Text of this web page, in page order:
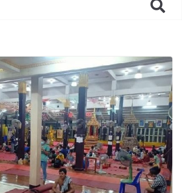
“ซูเลียน” รวมพลังนักธุรกิจทั่ว
เทศ จัดประชุมใหญ่แห่งปี พบ CEO
.ปิยะวัฒน์” ถ่ายทอดวิสัยทัศน์ธุรกิจ
มฟรีคอนเสิร์ต “โชค รถแห่” ยกวง
X SEE FAH พันธมิตรทางธุรกิจ
นานกว่า 20 ปี ต่อยอดเสิร์ฟความ
ย ยกเมนูระดับตำนาน “ข้าวหน้าไก่
วงศ์” พุ่งทะยานสู่น่านฟ้า